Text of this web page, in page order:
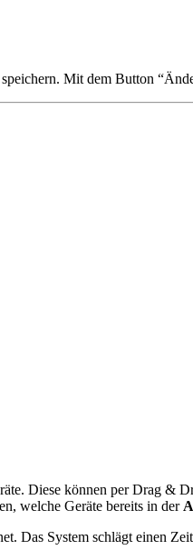
Mit dem Button
Diese können per Drag &
welche Geräte bereits in der
Das System schlägt einen